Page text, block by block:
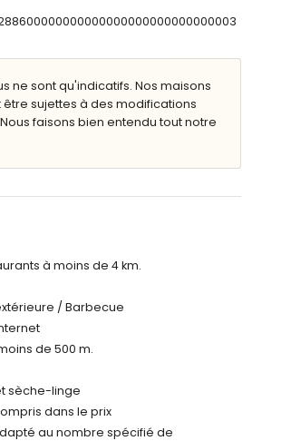
et aux séances de yoga
ne sont qu'indicatifs. Nos maisons
sujettes à des modifications
faisons bien entendu tout notre
à moins de 4 km.
/ Barbecue
de 500 m.
sèche-linge
dans le prix
au nombre spécifié de